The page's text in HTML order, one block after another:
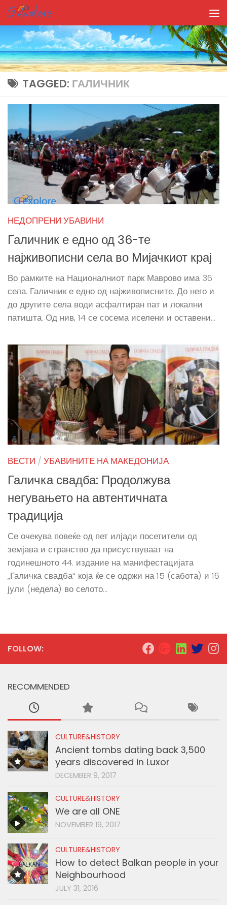
Skip to content
TAGGED: ГАЛИЧНИК
НЕДОПРЕНИ УБАВИНИ
Галичник е едно од 36-те
најживописни села во Мијачкиот крај
Во рамките на Националниот парк Маврово има 36
села. Галичник е едно од најживописните. До него и
до другите села води асфалтиран пат и локални
патишта. Од нив, 14 се сосема иселени и оставени...
ВЕСТИ / УБАВИНИТЕ НА МАКЕДОНИЈА
Галичка свадба: Продолжува
негувањето на автентичната
традиција
Се очекува повеќе од пет илјади посетители од
земјава и странство да присуствуваат на
годинешното 44. издание на манифестацијата
„Галичка свадба“ која ќе се одржи на 15 (сабота) и 16
јули (недела) во селото...
FOLLOW:
RECOMMENDED
CULTURE&HISTORY
Ancient tombs dating back 3,500
years discovered in Luxor
DECEMBER 9, 2017
CULTURE&HISTORY
We are all ONE
NOVEMBER 19, 2017
CULTURE&HISTORY
How to detect Balkan people in your
Neighbourhood
JULY 31, 2016